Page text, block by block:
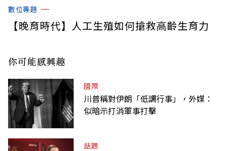
數位專題
【晚育時代】人工生殖如何搶救高齡生育力
你可能感興趣
國際
川普稱對伊朗「低調行事」，外媒：
似暗示打消軍事打擊
話題